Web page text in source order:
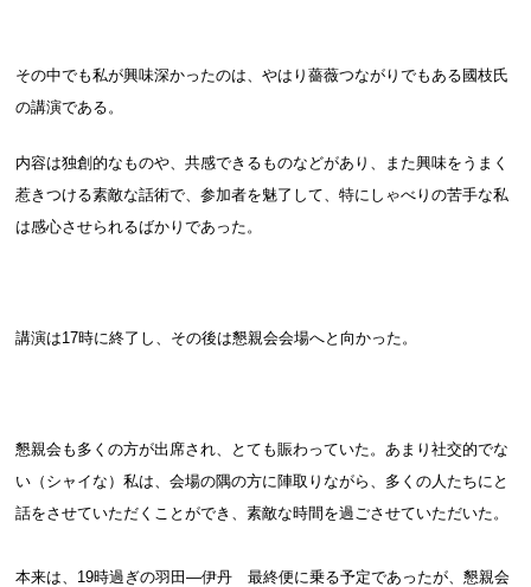
その中でも私が興味深かったのは、やはり薔薇つながりでもある國枝氏
の講演である。
内容は独創的なものや、共感できるものなどがあり、また興味をうまく
惹きつける素敵な話術で、参加者を魅了して、特にしゃべりの苦手な私
は感心させられるばかりであった。
講演は17時に終了し、その後は懇親会会場へと向かった。
懇親会も多くの方が出席され、とても賑わっていた。あまり社交的でな
い（シャイな）私は、会場の隅の方に陣取りながら、多くの人たちにと
話をさせていただくことができ、素敵な時間を過ごさせていただいた。
本来は、19時過ぎの羽田―伊丹 最終便に乗る予定であったが、懇親会